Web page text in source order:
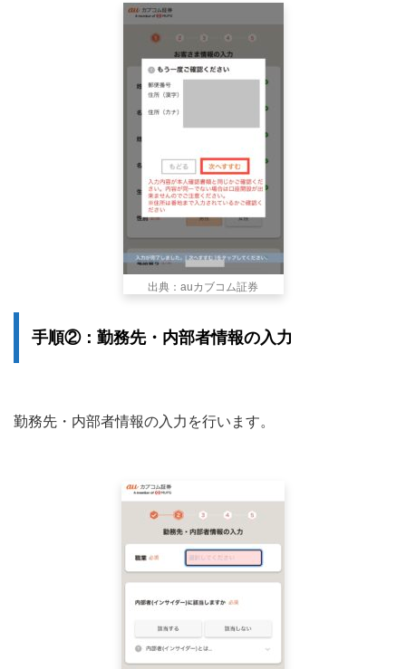
出典：auカブコム証券
手順②：勤務先・内部者情報の入力
勤務先・内部者情報の入力を行います。